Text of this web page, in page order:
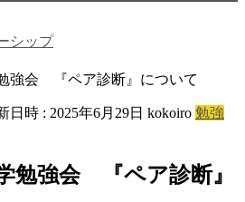
シップ
強会 『ペア診断』について
日時 : 2025年6月29日 kokoiro 勉強
勉強会 『ペア診断』